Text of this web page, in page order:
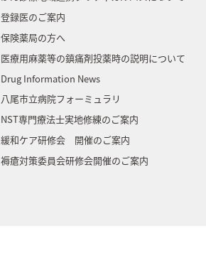
登録医のご案内
保険薬局の方へ
医療用麻薬等の鎮痛剤投薬時の説明について
Drug Information News
八尾市立病院フォーミュラリ
NST専門療法士実地修練のご案内
緩和ケア研修会 開催のご案内
褥瘡対策委員会研修会開催のご案内